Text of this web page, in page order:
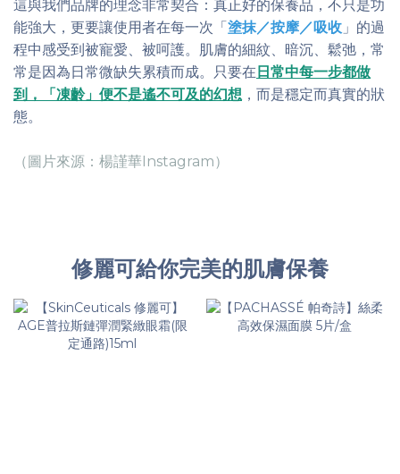
這與我們品牌的理念非常契合：真正好的保養品，不只是功
能強大，更要讓使用者在每一次「塗抹／按摩／吸收 」的過
程中感受到被寵愛、被呵護。肌膚的細紋、暗沉、鬆弛，常
常是因為日常微缺失累積而成。只要在 日常中每一步都做
到，「凍齡」便不是遙不可及的幻想 ，而是穩定而真實的狀
態。
（圖片來源：楊謹華Instagram）
修麗可給你完美的肌膚保養